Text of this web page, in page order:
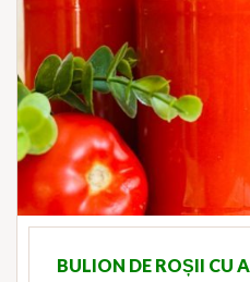
BULION DE ROȘII CU